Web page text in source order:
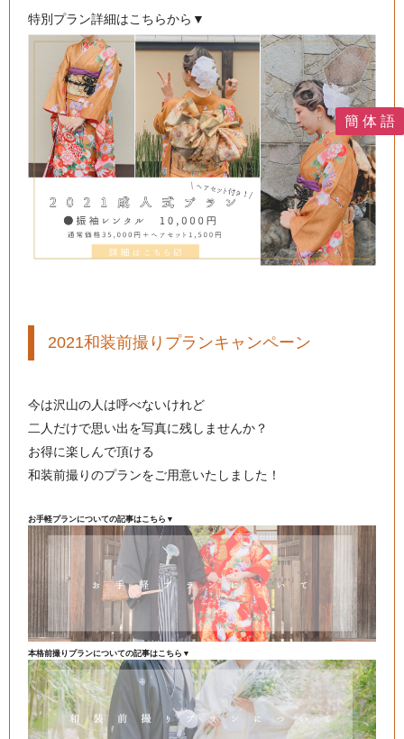
特別プラン詳細はこちらから▼
2021和装前撮りプランキャンペーン
今は沢山の人は呼べないけれど
二人だけで思い出を写真に残しませんか？
お得に楽しんで頂ける
和装前撮りのプランをご用意いたしました！
お手軽プランについての記事はこちら▼
本格前撮りプランについての記事はこちら▼
簡 体 語